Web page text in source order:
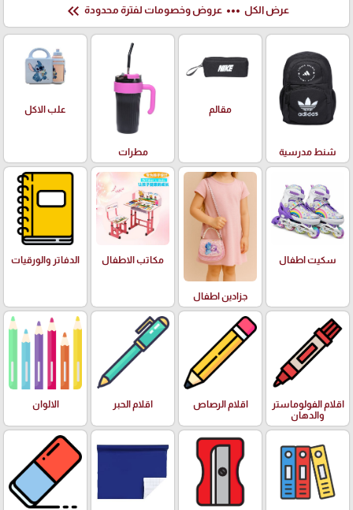
عرض الكل more_horiz عروض وخصومات لفترة محدودة keyboard_double_arrow_left
شنط مدرسية
مقالم
مطرات
علب الاكل
سكيت اطفال
جزادين اطفال
مكاتب الاطفال الدفاتر والورقيات
اقلام الفولوماستر
والدهان
اقلام الرصاص اقلام الحبر الالوان